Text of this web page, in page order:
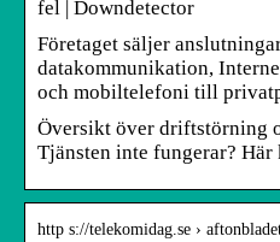
fel | Downdetector
Företaget säljer
datakommunikation,
och mobiltelefoni till
Översikt över driftstörning
Tjänsten inte fungerar? Här
http s://telekomidag.se ›